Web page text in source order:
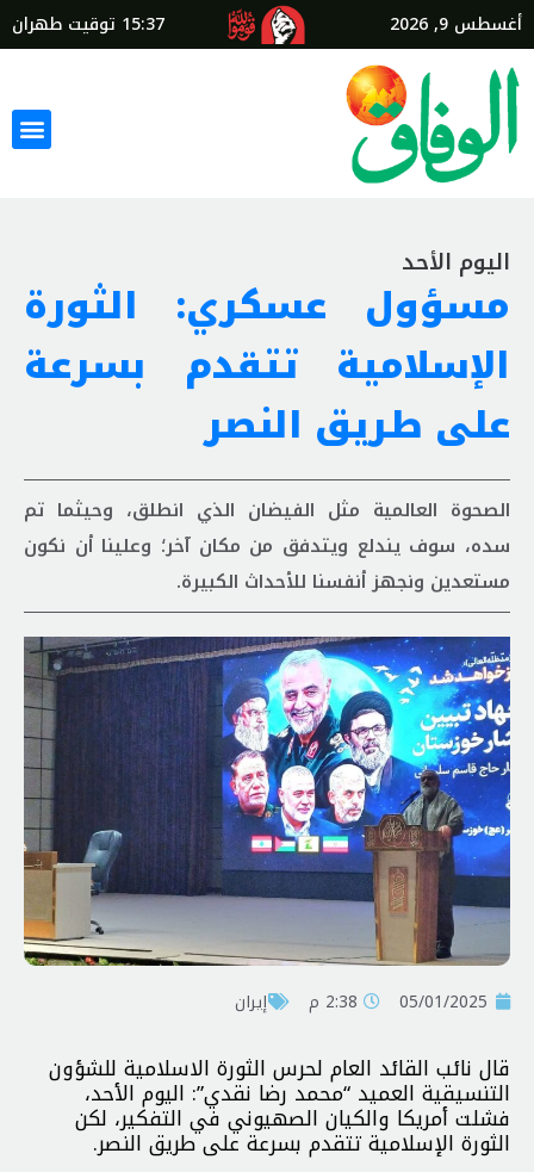
أغسطس 9, 2026 15:37 توقيت طهران
اليوم الأحد
مسؤول عسكري: الثورة
الإسلامية تتقدم بسرعة
على طريق النصر
الصحوة العالمية مثل الفيضان الذي انطلق، وحيثما تم
سده، سوف يندلع ویتدفق من مكان آخر؛ وعلینا أن نكون
مستعدين ونجهز أنفسنا للأحداث الكبيرة.
05/01/2025 2:38 م إيران
قال نائب القائد العام لحرس الثورة الاسلامية للشؤون
التنسيقية العميد “محمد رضا نقدي”: اليوم الأحد،
فشلت أمريكا والكيان الصهيوني في التفكير، لكن
الثورة الإسلامية تتقدم بسرعة على طريق النصر.